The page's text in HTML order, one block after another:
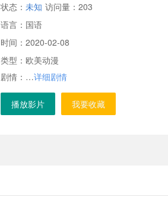
状态： 未知 访问量： 203
语言： 国语
时间： 2020-02-08
类型： 欧美动漫
剧情： …详细剧情
播放影片 我要收藏